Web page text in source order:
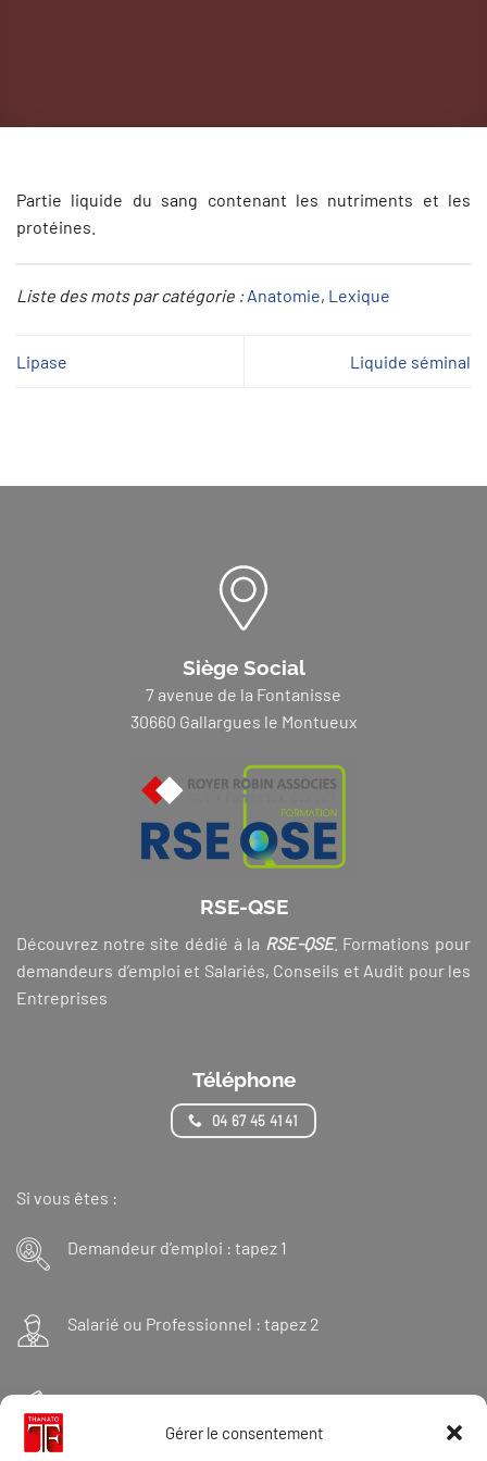
Gérer le consentement
Partie liquide du sang contenant les nutriments et les
protéines.
Liste des mots par catégorie :Anatomie, Lexique
Lipase Liquide séminal
Siège Social
7 avenue de la Fontanisse
30660 Gallargues le Montueux
RSE-QSE
Découvrez notre site dédié à la RSE-QSE. Formations pour
demandeurs d’emploi et Salariés, Conseils et Audit pour les
Entreprises
Téléphone
04 67 45 41 41
Si vous êtes :
Demandeur d’emploi : tapez 1
Salarié ou Professionnel : tapez 2
Financeur : tapez 3